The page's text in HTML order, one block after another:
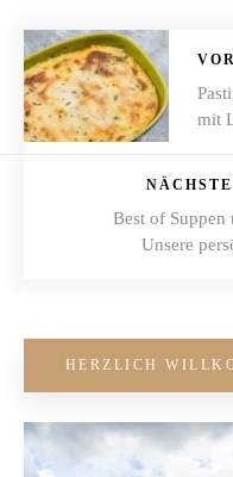
mit
Best of Suppen
Unsere
HERZLICH